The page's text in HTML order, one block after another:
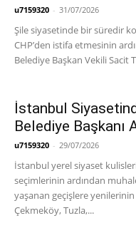
u7159320 - 31/07/2026
Şile siyasetinde bir süredir
CHP’den istifa etmesinin
Belediye Başkan Vekili Sacit
İstanbul
Belediye Başkanı
u7159320 - 29/07/2026
​İstanbul yerel siyaset
seçimlerinin ardından
yaşanan geçişlere
Çekmeköy, Tuzla,...